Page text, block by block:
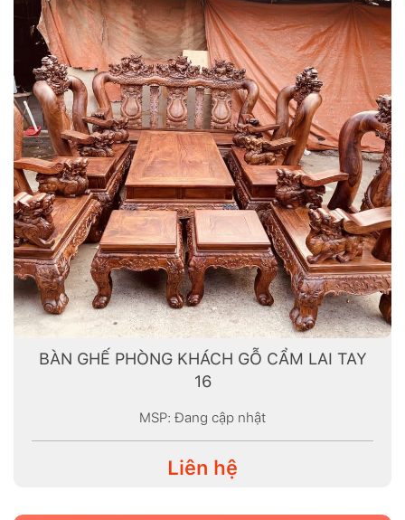
BÀN GHẾ PHÒNG KHÁCH GỖ CẨM LAI TAY
16
MSP: Đang cập nhật
Liên hệ